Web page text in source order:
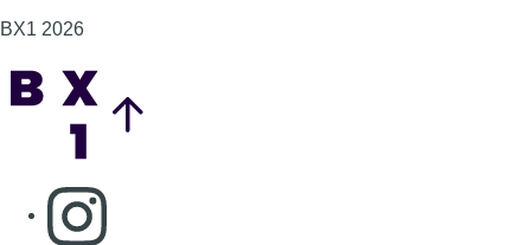
BX1 2026
Consulter page Instagram